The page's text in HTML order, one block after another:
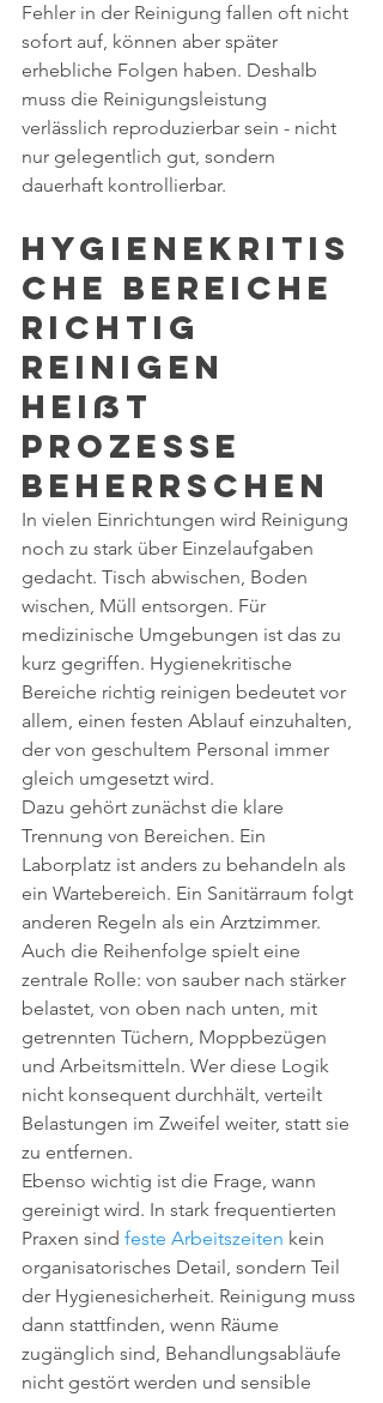
Fehler in der Reinigung fallen oft nicht
sofort auf, können aber später
erhebliche Folgen haben. Deshalb
muss die Reinigungsleistung
verlässlich reproduzierbar sein - nicht
nur gelegentlich gut, sondern
dauerhaft kontrollierbar.
Hygienekritis
che Bereiche
richtig
reinigen
heißt
Prozesse
beherrschen
In vielen Einrichtungen wird Reinigung
noch zu stark über Einzelaufgaben
gedacht. Tisch abwischen, Boden
wischen, Müll entsorgen. Für
medizinische Umgebungen ist das zu
kurz gegriffen. Hygienekritische
Bereiche richtig reinigen bedeutet vor
allem, einen festen Ablauf einzuhalten,
der von geschultem Personal immer
gleich umgesetzt wird.
Dazu gehört zunächst die klare
Trennung von Bereichen. Ein
Laborplatz ist anders zu behandeln als
ein Wartebereich. Ein Sanitärraum folgt
anderen Regeln als ein Arztzimmer.
Auch die Reihenfolge spielt eine
zentrale Rolle: von sauber nach stärker
belastet, von oben nach unten, mit
getrennten Tüchern, Moppbezügen
und Arbeitsmitteln. Wer diese Logik
nicht konsequent durchhält, verteilt
Belastungen im Zweifel weiter, statt sie
zu entfernen.
Ebenso wichtig ist die Frage, wann
gereinigt wird. In stark frequentierten
Praxen sind feste Arbeitszeiten kein
organisatorisches Detail, sondern Teil
der Hygienesicherheit. Reinigung muss
dann stattfinden, wenn Räume
zugänglich sind, Behandlungsabläufe
nicht gestört werden und sensible